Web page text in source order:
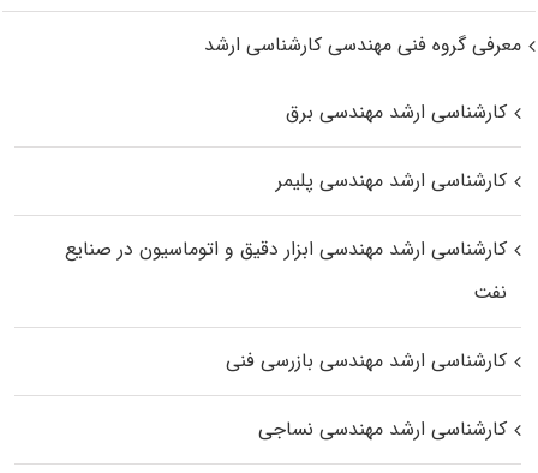
معرفی گروه فنی مهندسی کارشناسی ارشد
کارشناسی ارشد مهندسی برق
کارشناسی ارشد مهندسی پلیمر
کارشناسی ارشد مهندسی ابزار دقیق و اتوماسیون در صنایع
نفت
کارشناسی ارشد مهندسی بازرسی فنی
کارشناسی ارشد مهندسی نساجی